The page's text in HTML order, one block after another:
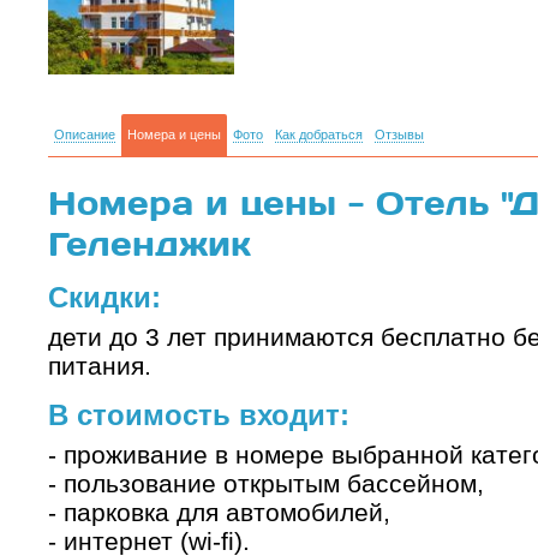
Описание Номера и цены Фото Как добраться Отзывы
Номера и цены - Отель
Геленджик
Скидки:
дети до 3 лет принимаются бесплатно
питания.
В стоимость входит:
- проживание в номере выбранной
- пользование открытым бассейном,
- парковка для автомобилей,
- интернет (wi-fi).